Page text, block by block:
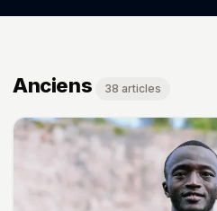
Anciens 38 articles